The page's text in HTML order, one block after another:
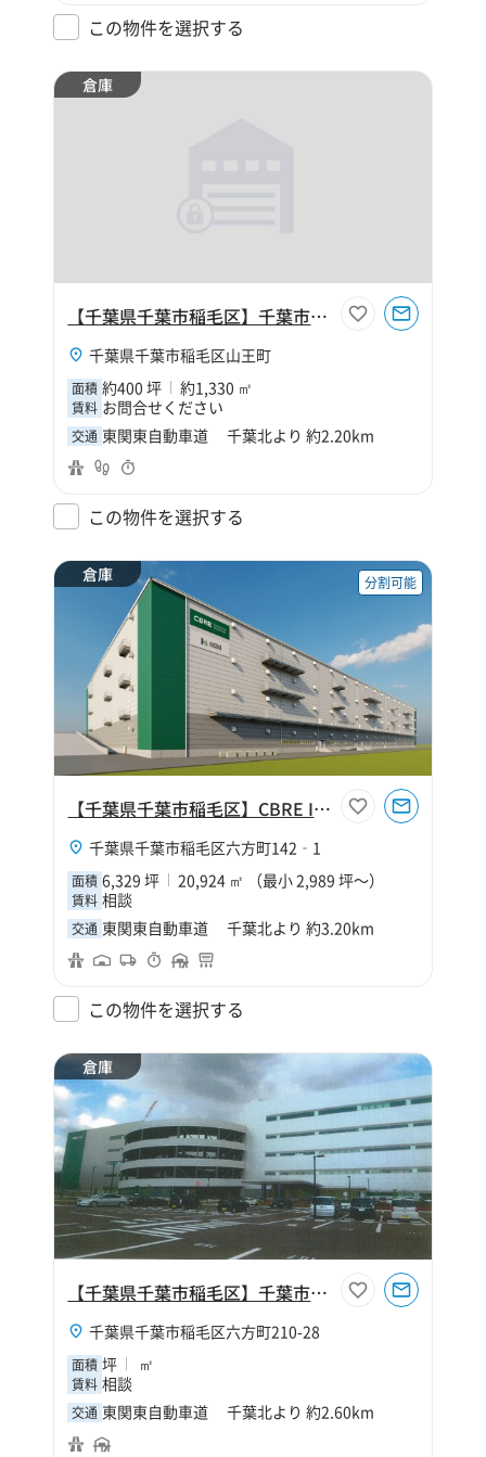
この物件を選択する
倉庫
【千葉県千葉市稲毛区】千葉市稲毛区山王町400坪倉庫
千葉県千葉市稲毛区山王町
面積 約400 坪 約1,330 ㎡
賃料 お問合せください
交通 東関東自動車道 千葉北より 約2.20km
この物件を選択する
倉庫 分割可能
【千葉県千葉市稲毛区】CBRE IM 千葉北Ⅳ
千葉県千葉市稲毛区六方町142‐1
面積 6,329 坪 20,924 ㎡ （最小 2,989 坪～）
賃料 相談
交通 東関東自動車道 千葉北より 約3.20km
この物件を選択する
倉庫
【千葉県千葉市稲毛区】千葉市稲毛区六方町倉庫
千葉県千葉市稲毛区六方町210-28
面積 坪 ㎡
賃料 相談
交通 東関東自動車道 千葉北より 約2.60km